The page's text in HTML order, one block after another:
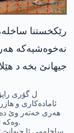
رێكخستنا
نه‌خوه‌شیه‌كه‌
جیهانێ بخه‌ د
ل گۆری
ئاماده‌كاری و
هه‌ری خه‌ته‌ر وێ
وه‌كه‌ ئێنفلاوه‌نزایێ به‌، لێ به‌لێ زرارا وێ نه‌ هنه‌كه‌.